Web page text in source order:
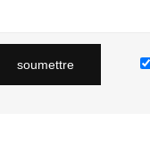
soumettre